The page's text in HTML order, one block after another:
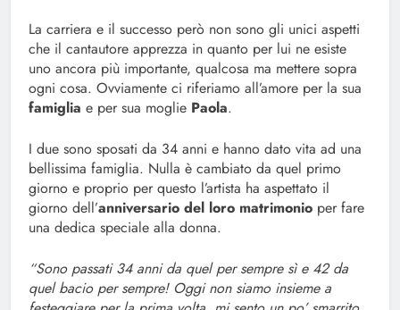
La carriera e il successo però non sono gli unici aspetti
che il cantautore apprezza in quanto per lui ne esiste
uno ancora più importante, qualcosa ma mettere sopra
ogni cosa. Ovviamente ci riferiamo all’amore per la sua
famiglia e per sua moglie Paola.
I due sono sposati da 34 anni e hanno dato vita ad una
bellissima famiglia. Nulla è cambiato da quel primo
giorno e proprio per questo l’artista ha aspettato il
giorno dell’anniversario del loro matrimonio per fare
una dedica speciale alla donna.
“Sono passati 34 anni da quel per sempre sì e 42 da
quel bacio per sempre! Oggi non siamo insieme a